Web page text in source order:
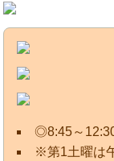
◎8:45～
※第1土曜は